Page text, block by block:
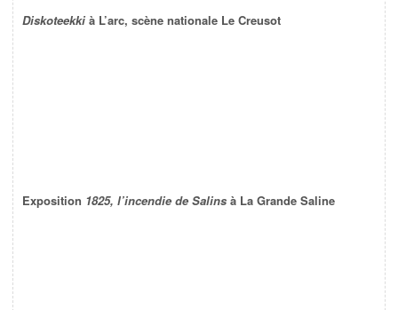
Diskoteekki à L’arc, scène nationale Le Creusot
Exposition 1825, l’incendie de Salins à La Grande Saline